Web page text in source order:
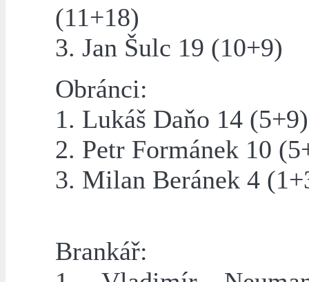
(11+18)
3. Jan Šulc 19 (10+9)
Obránci:
1. Lukáš Daňo 14 (5+9)
2. Petr Formánek 10
3. Milan Beránek 4
Brankář: